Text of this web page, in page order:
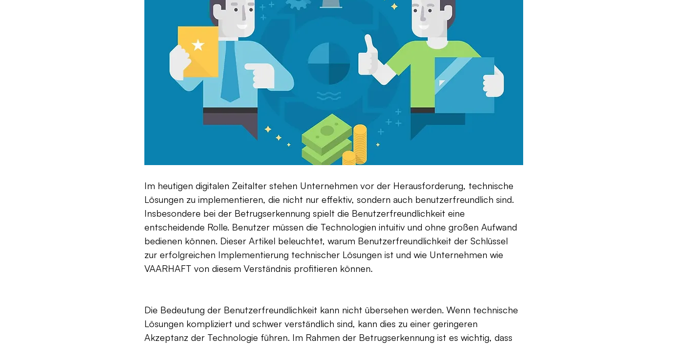
Im heutigen digitalen Zeitalter stehen Unternehmen vor der Herausforderung, technische
Lösungen zu implementieren, die nicht nur effektiv, sondern auch benutzerfreundlich sind.
Insbesondere bei der Betrugserkennung spielt die Benutzerfreundlichkeit eine
entscheidende Rolle. Benutzer müssen die Technologien intuitiv und ohne großen Aufwand
bedienen können. Dieser Artikel beleuchtet, warum Benutzerfreundlichkeit der Schlüssel
zur erfolgreichen Implementierung technischer Lösungen ist und wie Unternehmen wie
VAARHAFT von diesem Verständnis profitieren können.
Die Bedeutung der Benutzerfreundlichkeit kann nicht übersehen werden. Wenn technische
Lösungen kompliziert und schwer verständlich sind, kann dies zu einer geringeren
Akzeptanz der Technologie führen. Im Rahmen der Betrugserkennung ist es wichtig, dass